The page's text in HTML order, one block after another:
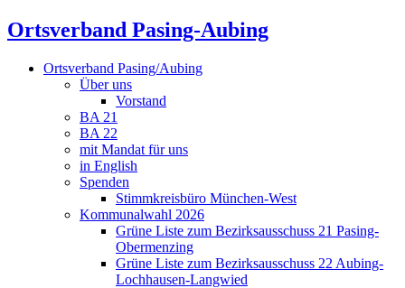
Ortsverband Pasing-Aubing
Ortsverband Pasing/Aubing
Über uns
Vorstand
BA 21
BA 22
mit Mandat für uns
in English
Spenden
Stimmkreisbüro München-West
Kommunalwahl 2026
Grüne Liste zum Bezirksausschuss 21 Pasing-
Obermenzing
Grüne Liste zum Bezirksausschuss 22 Aubing-
Lochhausen-Langwied